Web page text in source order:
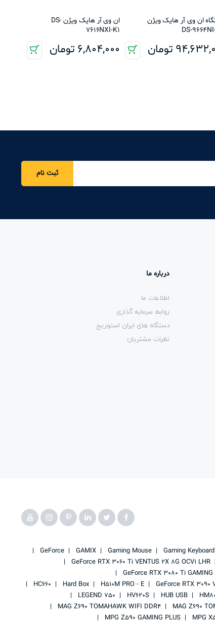
ان وی آر هایک ویژن
DS-
تومان
ان وی آر هایک ویژن DS-
7616NXI-K1
6,804,000 تومان
ثبت نام
درباره ما
اطلاعات ما
روابط سرمایه گذاری
دستگاه های ایران استوریج
نظرات مشتریان
Gaming Keyboard
Gaming Mouse
GAMIX
GeForce
GeForce RTX 3060 Ti VENTUS 2X 8G OCV1 LHR
GeForce RTX 3080 Ti GAMING
GeForce RTX 3090
H510M PRO - E
Hard Box
HC660
HUB USB
HV620S
LEGEND 750
MAG Z690
MAG Z690 TOMAHAWK WIFI DDR4
MPG
MPG Z590 GAMING PLUS